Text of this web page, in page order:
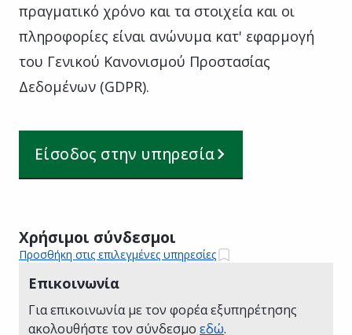
πραγματικό χρόνο και τα στοιχεία και οι
πληροφορίες είναι ανώνυμα κατ' εφαρμογή
του Γενικού Κανονισμού Προστασίας
Δεδομένων (GDPR).
Είσοδος στην υπηρεσία
Χρήσιμοι σύνδεσμοι
Προσθήκη στις επιλεγμένες υπηρεσίες
Επικοινωνία
Για επικοινωνία με τον φορέα εξυπηρέτησης
ακολουθήστε τον σύνδεσμο εδώ.